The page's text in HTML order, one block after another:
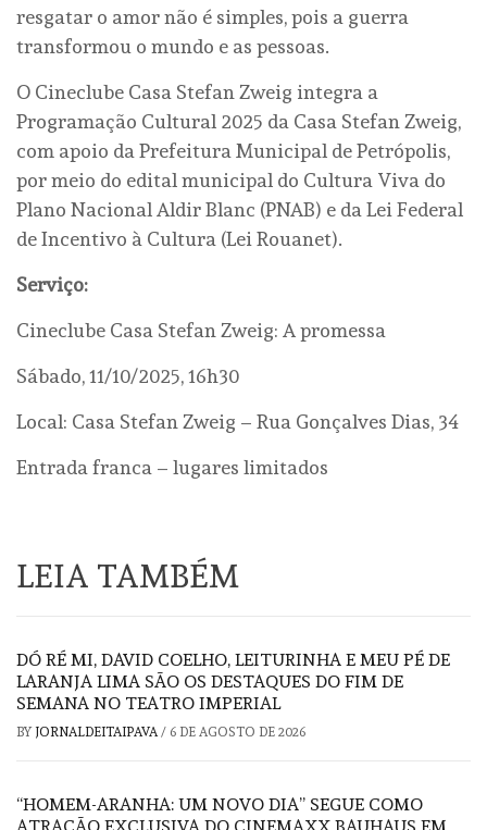
resgatar o amor não é simples, pois a guerra
transformou o mundo e as pessoas.
O Cineclube Casa Stefan Zweig integra a
Programação Cultural 2025 da Casa Stefan Zweig,
com apoio da Prefeitura Municipal de Petrópolis,
por meio do edital municipal do Cultura Viva do
Plano Nacional Aldir Blanc (PNAB) e da Lei Federal
de Incentivo à Cultura (Lei Rouanet).
Serviço:
Cineclube Casa Stefan Zweig: A promessa
Sábado, 11/10/2025, 16h30
Local: Casa Stefan Zweig – Rua Gonçalves Dias, 34
Entrada franca – lugares limitados
LEIA TAMBÉM
DÓ RÉ MI, DAVID COELHO, LEITURINHA E MEU PÉ DE
LARANJA LIMA SÃO OS DESTAQUES DO FIM DE
SEMANA NO TEATRO IMPERIAL
BY JORNALDEITAIPAVA / 6 DE AGOSTO DE 2026
“HOMEM-ARANHA: UM NOVO DIA” SEGUE COMO
ATRAÇÃO EXCLUSIVA DO CINEMAXX BAUHAUS EM